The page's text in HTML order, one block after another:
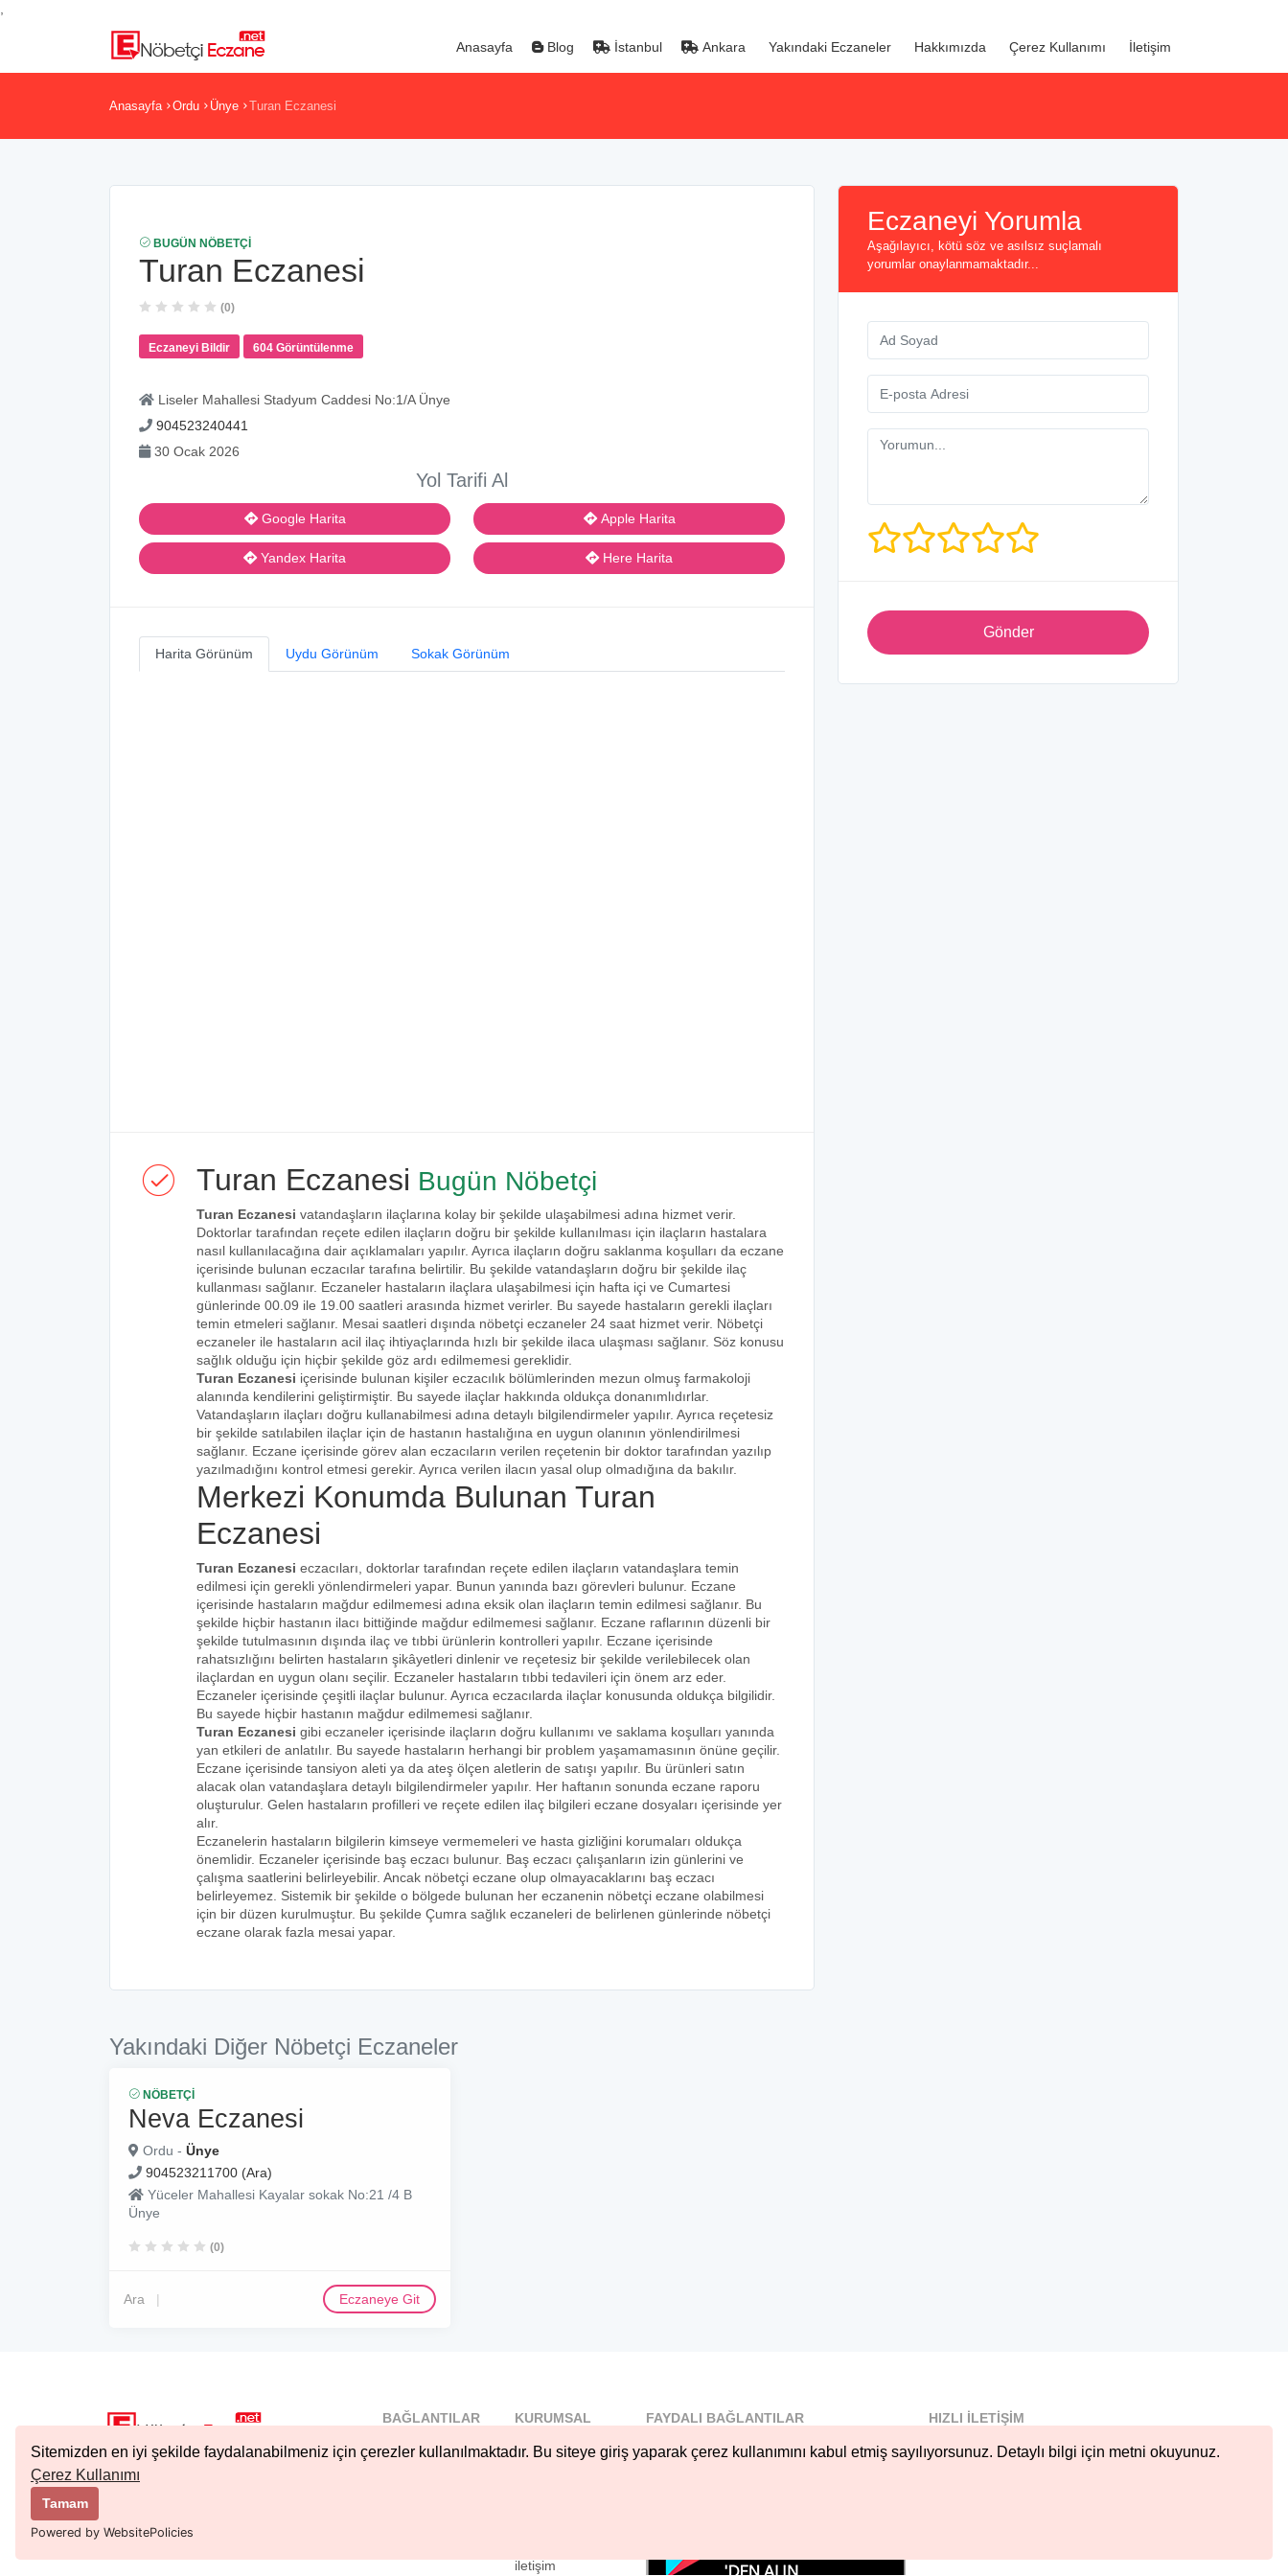
Sitemizden en iyi şekilde faydalanabilmeniz için çerezler kullanılmaktadır. Bu siteye giriş yaparak çerez kullanımını kabul etmiş sayılıyorsunuz. Detaylı bilgi için metni okuyunuz.
Çerez Kullanımı
Tamam
Powered by WebsitePolicies
Anasayfa Blog İstanbul Ankara Yakındaki Eczaneler Hakkımızda Çerez Kullanımı İletişim
Anasayfa Ordu Ünye Turan Eczanesi
BUGÜN NÖBETÇI
Turan Eczanesi
(0)
Eczaneyi Bildir 604 Görüntülenme
Liseler Mahallesi Stadyum Caddesi No:1/A Ünye
904523240441
30 Ocak 2026
Yol Tarifi Al
Google Harita
Yandex Harita
Apple Harita
Here Harita
Harita Görünüm Uydu Görünüm Sokak Görünüm
Turan Eczanesi Bugün Nöbetçi
Turan Eczanesi vatandaşların ilaçlarına kolay bir şekilde ulaşabilmesi adına hizmet verir.
Doktorlar tarafından reçete edilen ilaçların doğru bir şekilde kullanılması için ilaçların hastalara
nasıl kullanılacağına dair açıklamaları yapılır. Ayrıca ilaçların doğru saklanma koşulları da eczane
içerisinde bulunan eczacılar tarafına belirtilir. Bu şekilde vatandaşların doğru bir şekilde ilaç
kullanması sağlanır. Eczaneler hastaların ilaçlara ulaşabilmesi için hafta içi ve Cumartesi
günlerinde 00.09 ile 19.00 saatleri arasında hizmet verirler. Bu sayede hastaların gerekli ilaçları
temin etmeleri sağlanır. Mesai saatleri dışında nöbetçi eczaneler 24 saat hizmet verir. Nöbetçi
eczaneler ile hastaların acil ilaç ihtiyaçlarında hızlı bir şekilde ilaca ulaşması sağlanır. Söz konusu
sağlık olduğu için hiçbir şekilde göz ardı edilmemesi gereklidir.
Turan Eczanesi içerisinde bulunan kişiler eczacılık bölümlerinden mezun olmuş farmakoloji
alanında kendilerini geliştirmiştir. Bu sayede ilaçlar hakkında oldukça donanımlıdırlar.
Vatandaşların ilaçları doğru kullanabilmesi adına detaylı bilgilendirmeler yapılır. Ayrıca reçetesiz
bir şekilde satılabilen ilaçlar için de hastanın hastalığına en uygun olanının yönlendirilmesi
sağlanır. Eczane içerisinde görev alan eczacıların verilen reçetenin bir doktor tarafından yazılıp
yazılmadığını kontrol etmesi gerekir. Ayrıca verilen ilacın yasal olup olmadığına da bakılır.
Merkezi Konumda Bulunan Turan
Eczanesi
Turan Eczanesi eczacıları, doktorlar tarafından reçete edilen ilaçların vatandaşlara temin
edilmesi için gerekli yönlendirmeleri yapar. Bunun yanında bazı görevleri bulunur. Eczane
içerisinde hastaların mağdur edilmemesi adına eksik olan ilaçların temin edilmesi sağlanır. Bu
şekilde hiçbir hastanın ilacı bittiğinde mağdur edilmemesi sağlanır. Eczane raflarının düzenli bir
şekilde tutulmasının dışında ilaç ve tıbbi ürünlerin kontrolleri yapılır. Eczane içerisinde
rahatsızlığını belirten hastaların şikâyetleri dinlenir ve reçetesiz bir şekilde verilebilecek olan
ilaçlardan en uygun olanı seçilir. Eczaneler hastaların tıbbi tedavileri için önem arz eder.
Eczaneler içerisinde çeşitli ilaçlar bulunur. Ayrıca eczacılarda ilaçlar konusunda oldukça bilgilidir.
Bu sayede hiçbir hastanın mağdur edilmemesi sağlanır.
Turan Eczanesi gibi eczaneler içerisinde ilaçların doğru kullanımı ve saklama koşulları yanında
yan etkileri de anlatılır. Bu sayede hastaların herhangi bir problem yaşamamasının önüne geçilir.
Eczane içerisinde tansiyon aleti ya da ateş ölçen aletlerin de satışı yapılır. Bu ürünleri satın
alacak olan vatandaşlara detaylı bilgilendirmeler yapılır. Her haftanın sonunda eczane raporu
oluşturulur. Gelen hastaların profilleri ve reçete edilen ilaç bilgileri eczane dosyaları içerisinde yer
alır.
Eczanelerin hastaların bilgilerin kimseye vermemeleri ve hasta gizliğini korumaları oldukça
önemlidir. Eczaneler içerisinde baş eczacı bulunur. Baş eczacı çalışanların izin günlerini ve
çalışma saatlerini belirleyebilir. Ancak nöbetçi eczane olup olmayacaklarını baş eczacı
belirleyemez. Sistemik bir şekilde o bölgede bulunan her eczanenin nöbetçi eczane olabilmesi
için bir düzen kurulmuştur. Bu şekilde Çumra sağlık eczaneleri de belirlenen günlerinde nöbetçi
eczane olarak fazla mesai yapar.
Yakındaki Diğer Nöbetçi Eczaneler
NÖBETÇI
Neva Eczanesi
Ordu - Ünye
904523211700 (Ara)
Yüceler Mahallesi Kayalar sokak No:21 /4 B
Ünye
(0)
Ara Eczaneye Git
Eczaneyi Yorumla
Aşağılayıcı, kötü söz ve asılsız suçlamalı
yorumlar onaylanmamaktadır...
Gönder
Copyright © 2023 Tüm Hakları Saklıdır.
BAĞLANTILAR
Nöbetçi...
KURUMSAL
Hakkımızda
iletişim
FAYDALI BAĞLANTILAR
HIZLI İLETIŞIM